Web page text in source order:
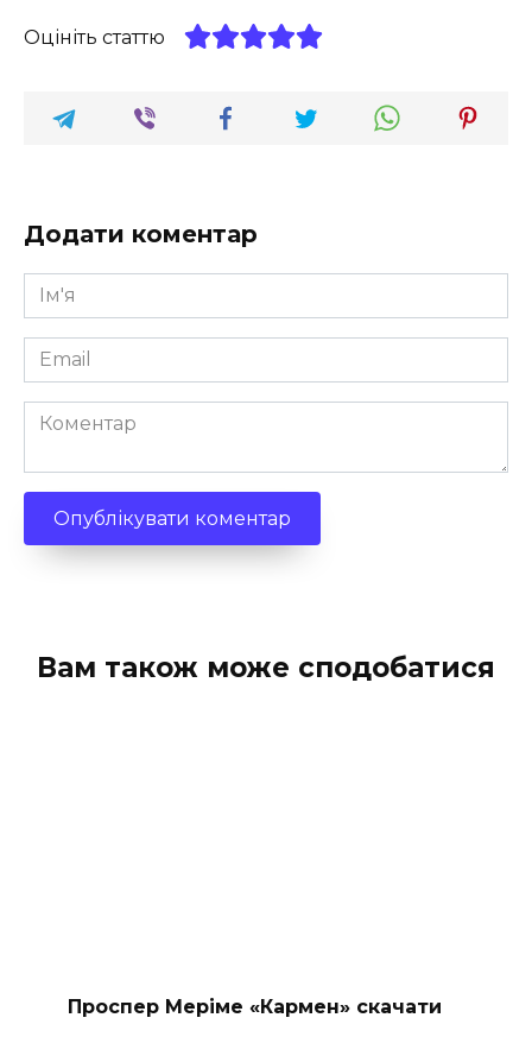
Оцініть статтю
Додати коментар
Ім'я
*
Email
*
Коментар
Вам також може сподобатися
Проспер Меріме «Кармен» скачати